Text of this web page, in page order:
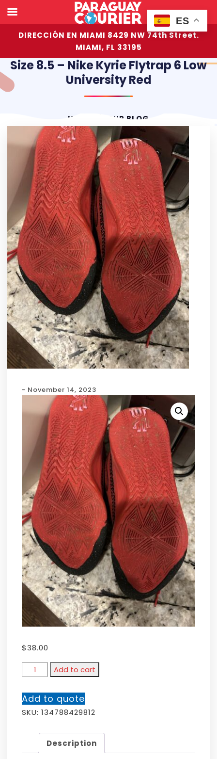
DIRECCIÓN EN MIAMI 8429 NW 74th Street.
MIAMI, FL 33195
Size 8.5 – Nike Kyrie Flytrap 6 Low
University Red
HOME OUR BLOG
- November 14, 2023
$38.00
Add to cart
Add to quote
SKU: 134788429812
Description
ES